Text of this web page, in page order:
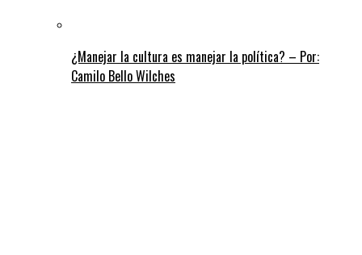
¿Manejar la cultura es manejar la política? – Por:
Camilo Bello Wilches